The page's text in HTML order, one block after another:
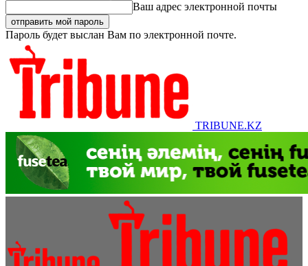
Ваш адрес электронной почты
Пароль будет выслан Вам по электронной почте.
TRIBUNE.KZ